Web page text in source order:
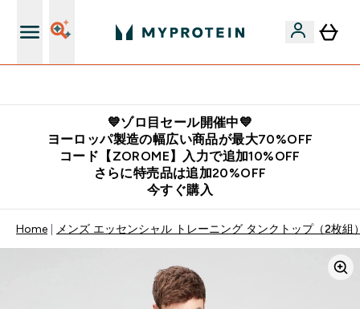
💙ゾロ目セール開催中💙
ヨーロッパ製造の幅広い商品が最大70%OFF
コード【ZOROME】入力で追加10%OFF
さらに特売品は追加20%OFF
今すぐ購入
Home メンズ エッセンシャル トレーニング タンクトップ（2枚